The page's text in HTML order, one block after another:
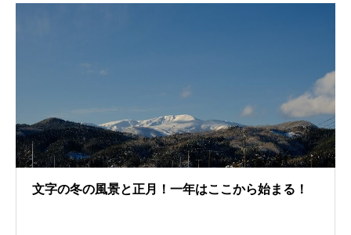
文字の冬の風景と正月！一年はここから始まる！